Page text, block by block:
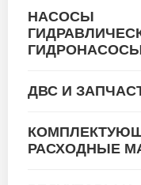
НАСОСЫ
ДВС И
РАСХОДНЫЕ